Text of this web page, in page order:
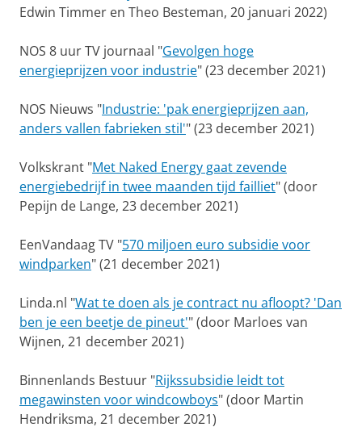
Edwin Timmer en Theo Besteman, 20 januari 2022)
NOS 8 uur TV journaal "Gevolgen hoge
energieprijzen voor industrie" (23 december 2021)
NOS Nieuws "Industrie: 'pak energieprijzen aan,
anders vallen fabrieken stil'" (23 december 2021)
Volkskrant "Met Naked Energy gaat zevende
energiebedrijf in twee maanden tijd failliet" (door
Pepijn de Lange, 23 december 2021)
EenVandaag TV "570 miljoen euro subsidie voor
windparken" (21 december 2021)
Linda.nl "Wat te doen als je contract nu afloopt? 'Dan
ben je een beetje de pineut'" (door Marloes van
Wijnen, 21 december 2021)
Binnenlands Bestuur "Rijkssubsidie leidt tot
megawinsten voor windcowboys" (door Martin
Hendriksma, 21 december 2021)